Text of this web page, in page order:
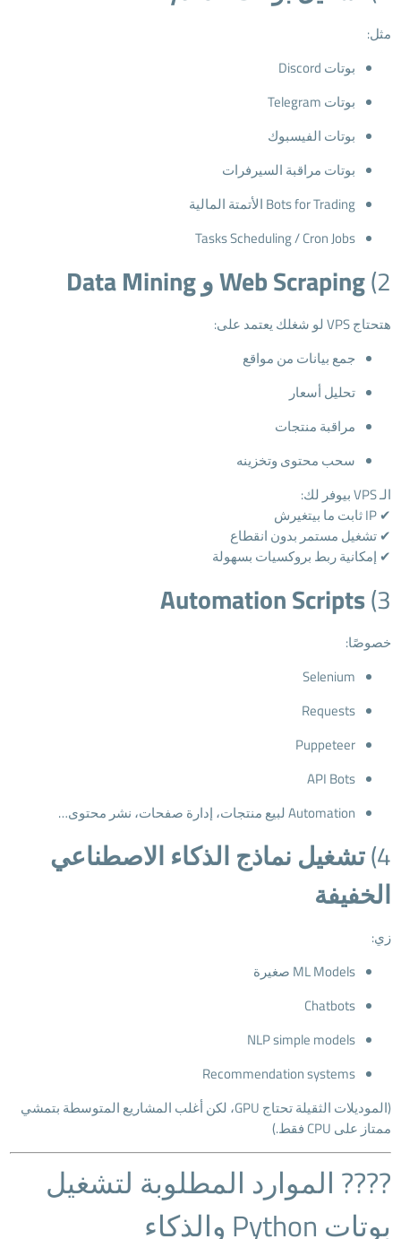
مثل:
بوتات Discord
بوتات Telegram
بوتات الفيسبوك
بوتات مراقبة السيرفرات
Bots for Trading الأتمتة المالية
Tasks Scheduling / Cron Jobs
2) Web Scraping و Data Mining
هتحتاج VPS لو شغلك يعتمد على:
جمع بيانات من مواقع
تحليل أسعار
مراقبة منتجات
سحب محتوى وتخزينه
الـ VPS بيوفر لك:
✔ IP ثابت ما بيتغيرش
✔ تشغيل مستمر بدون انقطاع
✔ إمكانية ربط بروكسيات بسهولة
3)
Automation Scripts
خصوصًا:
Selenium
Requests
Puppeteer
API Bots
Automation لبيع منتجات، إدارة صفحات، نشر محتوى…
4) تشغيل نماذج الذكاء الاصطناعي
الخفيفة
زي:
ML Models صغيرة
Chatbots
NLP simple models
Recommendation systems
(الموديلات الثقيلة تحتاج GPU، لكن أغلب المشاريع المتوسطة بتمشي
ممتاز على CPU فقط.)
???? الموارد المطلوبة لتشغيل
بوتات Python والذكاء